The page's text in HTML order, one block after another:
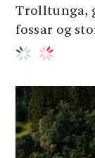
Trolltunga,
fossar og